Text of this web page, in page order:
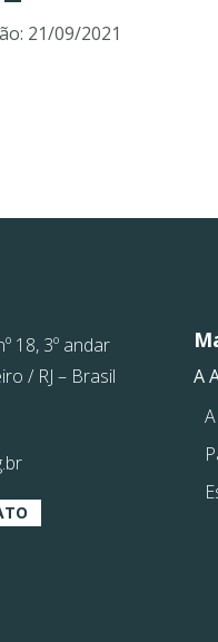
21/09/2021
18, 3º andar
/ RJ – Brasil
A